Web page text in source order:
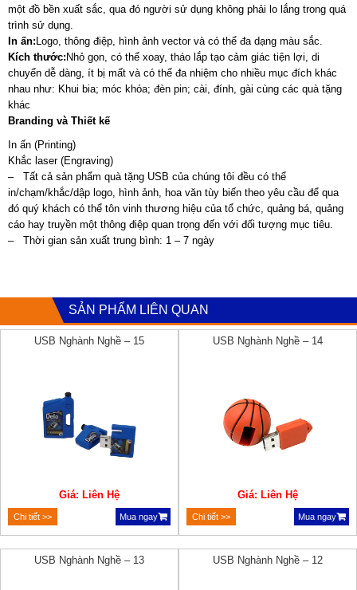
một đồ bền xuất sắc, qua đó người sử dụng không phải lo lắng trong quá
trình sử dụng.
In ấn: Logo, thông điệp, hình ảnh vector và có thể đa dạng màu sắc.
Kích thước: Nhỏ gọn, có thể xoay, tháo lắp tạo cảm giác tiện lợi, di
chuyển dễ dàng, ít bị mất và có thể đa nhiệm cho nhiều mục đích khác
nhau như: Khui bia; móc khóa; đèn pin; cài, đính, gài cùng các quà tặng
khác
Branding và Thiết kế
In ấn (Printing)
Khắc laser (Engraving)
– Tất cả sản phẩm quà tặng USB của chúng tôi đều có thể
in/chạm/khắc/dập logo, hình ảnh, hoa văn tùy biến theo yêu cầu để qua
đó quý khách có thể tôn vinh thương hiệu của tổ chức, quảng bá, quảng
cáo hay truyền một thông điệp quan trọng đến với đối tượng mục tiêu.
– Thời gian sản xuất trung bình: 1 – 7 ngày
SẢN PHẨM LIÊN QUAN
USB Nghành Nghề – 15
Giá: Liên Hệ
Chi tiết >> Mua ngay
USB Nghành Nghề – 14
Giá: Liên Hệ
Chi tiết >> Mua ngay
USB Nghành Nghề – 13 USB Nghành Nghề – 12